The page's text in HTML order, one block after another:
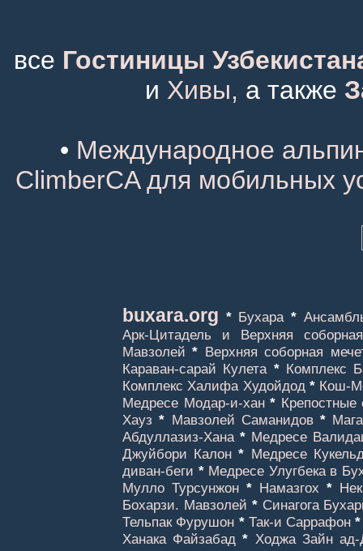
все Гостиницы
и Хивы, а также
• Международное
ClimberCA для мобильных
buxara.org * Бухара *
Арк-Цитадель и Верхняя
Мавзолей * Верхняя соборная
Караван-сарай Кулета * Комплекс
Комплекс Халифа Худойдод * Кош-
Медресе Модар-и-хан *
Хауз * Мавзолей Саманидов *
Абдуллазиз-Хана * Медресе
Джуйбори Калон * Медресе
диван-беги * Медресе Улугбека в
Мулло Турсунжон * Намазгох *
Бохарзи. Мавзолей * Синагога
Тельпак Фурушон * Так-и Саррафон
Ханака Файзабад * Ходжа Зайн ад-